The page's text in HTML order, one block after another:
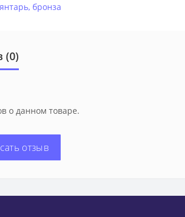
янтарь, бронза
(0)
о данном товаре.
отзыв